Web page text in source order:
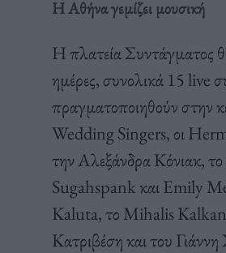
Η Αθήνα γεμίζει μουσική
Η πλατεία Συντάγματος
ημέρες, συνολικά 15 live
πραγματοποιηθούν στην
Wedding Singers, οι
την Αλεξάνδρα Κόνιακ,
Sugahspank και Emily
Kaluta, το Mihalis
Κατριβέση και του